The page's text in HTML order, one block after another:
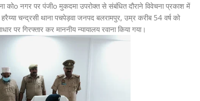
नगर पर पंजीo मुकदमा उपरोक्त से संबंधित दौराने विवेचना प्रकाश में
चन्द्रसी थाना पचपेड़वा जनपद बलरामपुर, उम्र करीब 54 वर्ष को
पर गिरफ्तार कर माननीय न्यायालय रवाना किया गया।